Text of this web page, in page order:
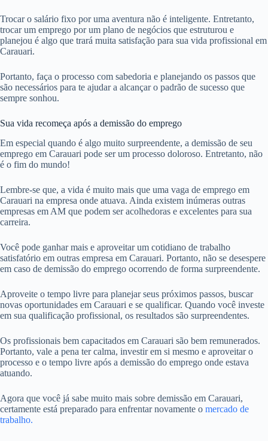
Trocar o salário fixo por uma aventura não é inteligente. Entretanto,
trocar um emprego por um plano de negócios que estruturou e
planejou é algo que trará muita satisfação para sua vida profissional em
Carauari.
Portanto, faça o processo com sabedoria e planejando os passos que
são necessários para te ajudar a alcançar o padrão de sucesso que
sempre sonhou.
Sua vida recomeça após a demissão do emprego
Em especial quando é algo muito surpreendente, a demissão de seu
emprego em Carauari pode ser um processo doloroso. Entretanto, não
é o fim do mundo!
Lembre-se que, a vida é muito mais que uma vaga de emprego em
Carauari na empresa onde atuava. Ainda existem inúmeras outras
empresas em AM que podem ser acolhedoras e excelentes para sua
carreira.
Você pode ganhar mais e aproveitar um cotidiano de trabalho
satisfatório em outras empresa em Carauari. Portanto, não se desespere
em caso de demissão do emprego ocorrendo de forma surpreendente.
Aproveite o tempo livre para planejar seus próximos passos, buscar
novas oportunidades em Carauari e se qualificar. Quando você investe
em sua qualificação profissional, os resultados são surpreendentes.
Os profissionais bem capacitados em Carauari são bem remunerados.
Portanto, vale a pena ter calma, investir em si mesmo e aproveitar o
processo e o tempo livre após a demissão do emprego onde estava
atuando.
Agora que você já sabe muito mais sobre demissão em Carauari,
certamente está preparado para enfrentar novamente o mercado de
trabalho.